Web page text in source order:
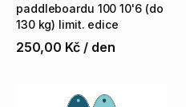
paddleboardu 100 10'6 (do
130 kg) limit. edice
250,00 Kč / den